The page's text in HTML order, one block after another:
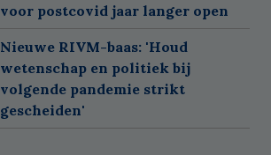
voor postcovid jaar langer open
Nieuwe RIVM-baas: 'Houd
wetenschap en politiek bij
volgende pandemie strikt
gescheiden'